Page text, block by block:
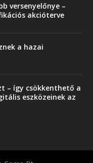
versenyelőnye –
akcióterve
a hazai
– így csökkenthető a
eszközeinek az